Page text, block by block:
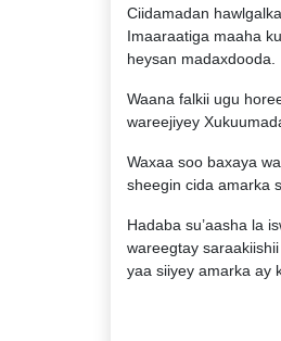
Ciidamadan
Imaaraatiga maaha
heysan madaxdooda.
Waana falkii ugu
wareejiyey
Waxaa soo baxaya
sheegin cida amarka
Hadaba su’aasha la
wareegtay
yaa siiyey amarka ay